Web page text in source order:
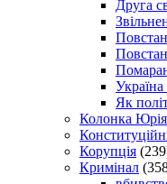
Друга
Як
Колонка
Корупція
Кримінал